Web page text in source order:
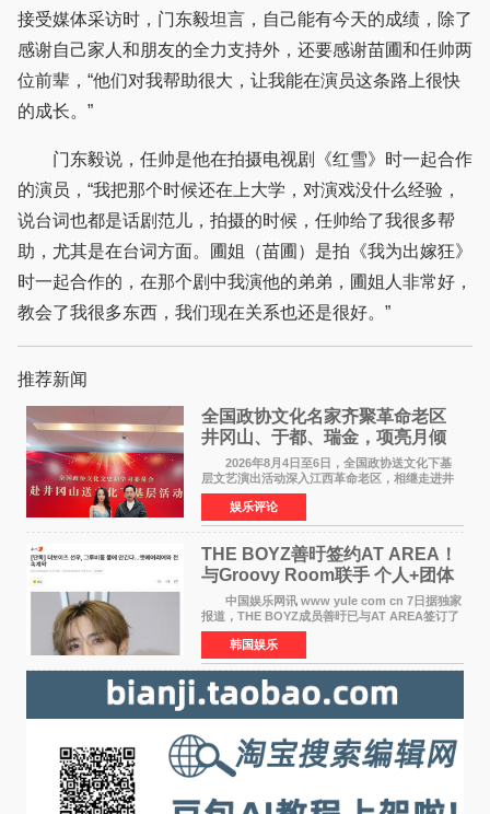
接受媒体采访时，门东毅坦言，自己能有今天的成绩，除了
感谢自己家人和朋友的全力支持外，还要感谢苗圃和任帅两
位前辈，“他们对我帮助很大，让我能在演员这条路上很快
的成长。”
门东毅说，任帅是他在拍摄电视剧《红雪》时一起合作
的演员，“我把那个时候还在上大学，对演戏没什么经验，
说台词也都是话剧范儿，拍摄的时候，任帅给了我很多帮
助，尤其是在台词方面。圃姐（苗圃）是拍《我为出嫁狂》
时一起合作的，在那个剧中我演他的弟弟，圃姐人非常好，
教会了我很多东西，我们现在关系也还是很好。”
推荐新闻
全国政协文化名家齐聚革命老区
井冈山、于都、瑞金，项亮月倾
情献唱《桃花谣》致敬红色沃土
2026年8月4日至6日，全国政协送文化下基
层文艺演出活动深入江西革命老区，相继走进井
冈山、于都长征出发地、瑞金三地。由全国政协
文化文史和学习委员会副主任、甘肃省政协原主
席欧阳坚率团，一
娱乐评论
THE BOYZ善旴签约AT AREA！
与Groovy Room联手 个人+团体
活动并行
中国娱乐网讯 www yule com cn 7日据独家
报道，THE BOYZ成员善旴已与AT AREA签订了
专属合约。AT AREA是由知名制作人组合
Groovy Room创立的hip-hop厂牌，旗下拥有多
位实力派音乐人，在韩
韩国娱乐